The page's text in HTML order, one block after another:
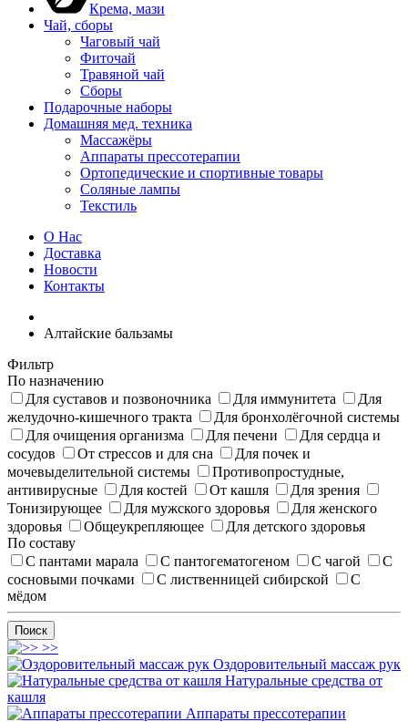
Крема, мази
Чай, сборы
Чаговый чай
Фиточай
Травяной чай
Сборы
Подарочные наборы
Домашняя мед. техника
Массажёры
Аппараты прессотерапии
Ортопедические и спортивные товары
Соляные лампы
Текстиль
О Нас
Доставка
Новости
Контакты
Алтайские бальзамы
Фильтр
По назначению
Для суставов и позвоночника
Для иммунитета
Для
желудочно-кишечного тракта
Для бронхолёгочной системы
Для очищения организма
Для печени
Для сердца и
сосудов
От стрессов и для сна
Для почек и
мочевыделительной системы
Противопростудные,
антивирусные
Для костей От кашля
Для зрения
Тонизирующее
Для мужского здоровья
Для женского
здоровья
Общеукрепляющее
Для детского здоровья
По составу
С пантами марала
С пантогематогеном С чагой
С
сосновыми почками
С лиственницей сибирской
С
мёдом
Поиск
>>
Оздоровительный массаж рук
Натуральные средства от
кашля
Аппараты прессотерапии